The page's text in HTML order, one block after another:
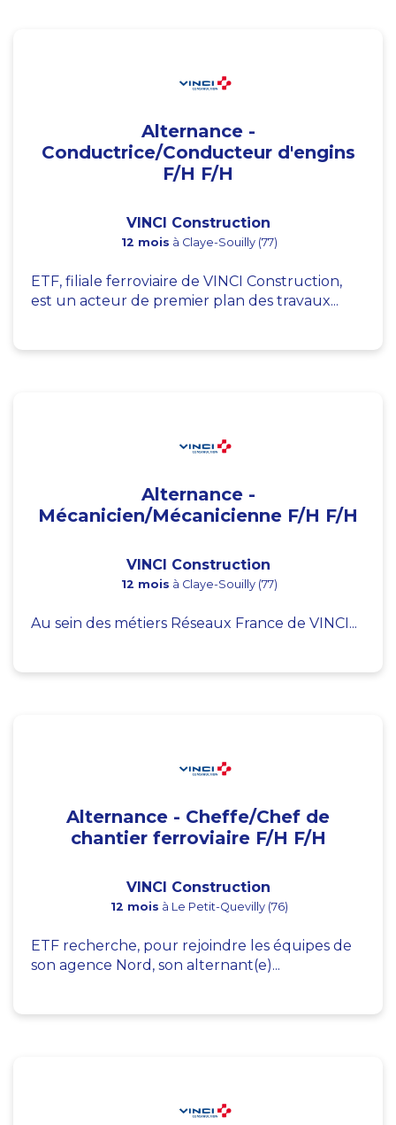
Alternance -
Conductrice/Conducteur d'engins
F/H F/H
VINCI Construction
12 mois à Claye-Souilly (77)
ETF, filiale ferroviaire de VINCI Construction,
est un acteur de premier plan des travaux...
Alternance -
Mécanicien/Mécanicienne F/H F/H
VINCI Construction
12 mois à Claye-Souilly (77)
Au sein des métiers Réseaux France de VINCI...
Alternance - Cheffe/Chef de
chantier ferroviaire F/H F/H
VINCI Construction
12 mois à Le Petit-Quevilly (76)
ETF recherche, pour rejoindre les équipes de
son agence Nord, son alternant(e)...